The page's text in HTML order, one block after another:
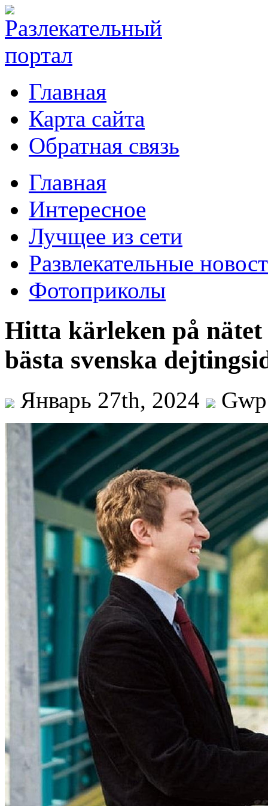
Главная
Карта сайта
Обратная связь
Главная
Интересное
Лучщее из сети
Развлекательные
Фотоприколы
Hitta kärleken på
bästa svenska
Январь 27th, 2024 Gwp